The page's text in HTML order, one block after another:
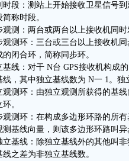
时段：测站上开始接收卫星信号
简称时段。
观测：两台或两台以上接收机同时
观测环：三台或三台以上接收机
的闭合环，简称同步环。
基线：对干 N台 GPS接收机构成
线，其中独立基线数为 N一 1。独
观测环：由独立观测所获得的基
。
观测环：在构成多边形环路的所
测基线向量，则该多边形环路叫异
立基线：除独立基线外的其他叫
线之差为非独立基线数。